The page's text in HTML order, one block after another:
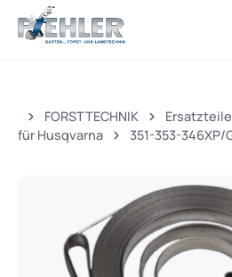
Zum Hauptinhalt springen
FORSTTECHNIK Ersatzteile
für Husqvarna
351-353-346XP/
Bildergalerie überspringen